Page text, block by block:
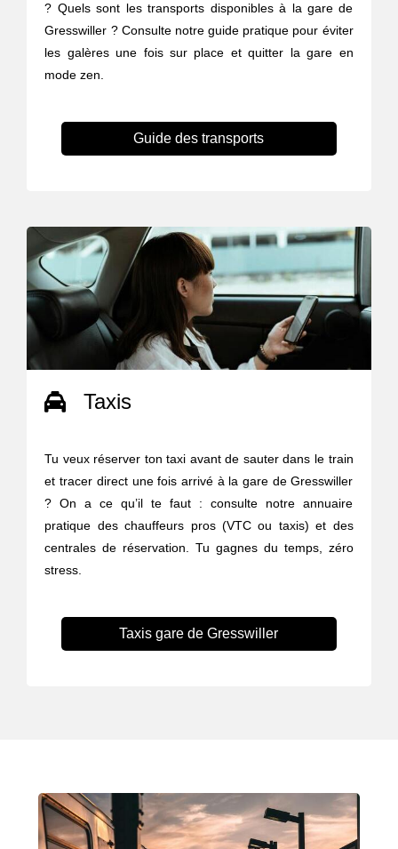
? Quels sont les transports disponibles à la gare de
Gresswiller ? Consulte notre guide pratique pour éviter
les galères une fois sur place et quitter la gare en
mode zen.
Guide des transports
Taxis
Tu veux réserver ton taxi avant de sauter dans le train
et tracer direct une fois arrivé à la gare de Gresswiller
? On a ce qu’il te faut : consulte notre annuaire
pratique des chauffeurs pros (VTC ou taxis) et des
centrales de réservation. Tu gagnes du temps, zéro
stress.
Taxis gare de Gresswiller